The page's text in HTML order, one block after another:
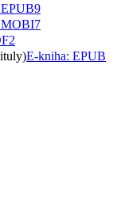
9
MOBI7
2
E-kniha: EPUB